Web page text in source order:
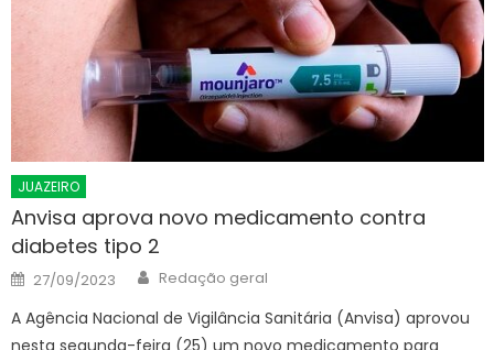
JUAZEIRO
Anvisa aprova novo medicamento contra
diabetes tipo 2
Posted
on
27/09/2023 Author
Redação geral
A Agência Nacional de Vigilância Sanitária (Anvisa) aprovou